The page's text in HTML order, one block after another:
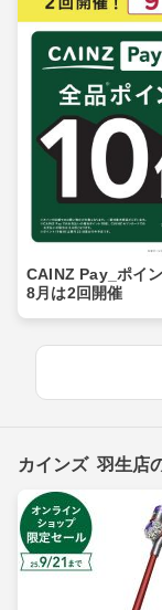
CAINZ Pay_ポイン
8月は2回開催
カインズ 羽生店